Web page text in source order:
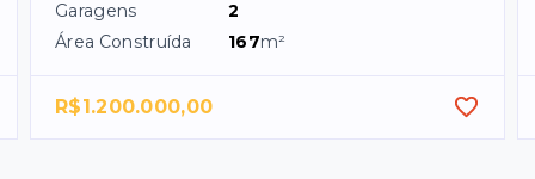
Garagens
2
Área Construída
167m²
R$1.200.000,00